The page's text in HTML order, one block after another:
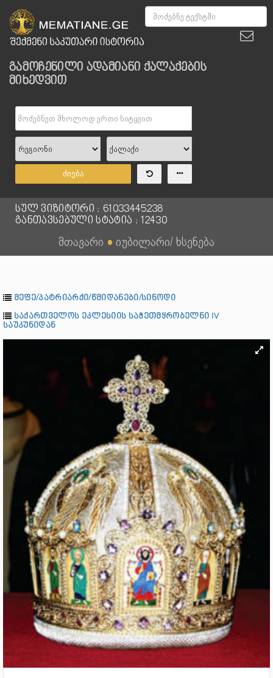
გამოჩენილი ადამიანი ქალაქების
მიხედვით
ძიება
სულ ვიზიტორი : 61033445238
განთავსებული სტატია : 12430
მთავარი ● იუბილარი/ ხსენება
მეფე/პატრიარქი/წმიდანები/სინოდი
საქართველოს ეკლესიის საჭეთმყრობელნი IV
საუკუნიდან